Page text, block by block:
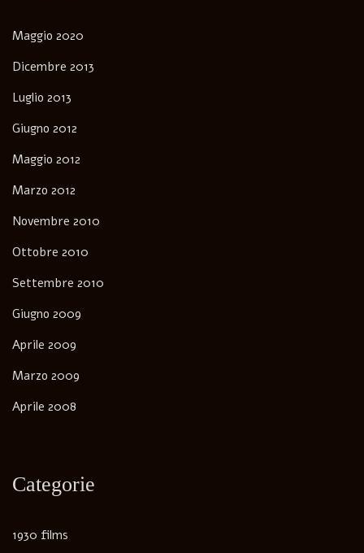
Maggio 2020
Dicembre 2013
Luglio 2013
Giugno 2012
Maggio 2012
Marzo 2012
Novembre 2010
Ottobre 2010
Settembre 2010
Giugno 2009
Aprile 2009
Marzo 2009
Aprile 2008
Categorie
1930 films